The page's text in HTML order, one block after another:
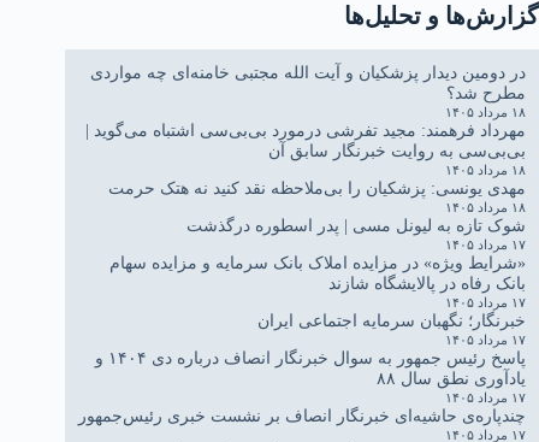
گزارش‌ها و تحلیل‌ها
در دومین دیدار پزشکیان و آیت الله مجتبی خامنه‌ای چه مواردی
مطرح شد؟
۱۸ مرداد ۱۴۰۵
مهرداد فرهمند: مجید تفرشی درمورد بی‌بی‌سی اشتباه می‌گوید |
بی‌بی‌سی به روایت خبرنگار سابق آن
۱۸ مرداد ۱۴۰۵
مهدی یونسی: پزشکیان را بی‌ملاحظه نقد کنید نه هتک حرمت
۱۸ مرداد ۱۴۰۵
شوک تازه به لیونل مسی | پدر اسطوره درگذشت
۱۷ مرداد ۱۴۰۵
«شرایط ویژه» در مزایده املاک بانک سرمایه و مزایده سهام
بانک رفاه در پالایشگاه شازند
۱۷ مرداد ۱۴۰۵
خبرنگار؛ نگهبان سرمایه اجتماعی ایران
۱۷ مرداد ۱۴۰۵
پاسخ رئیس جمهور به سوال خبرنگار انصاف درباره دی ۱۴۰۴ و
یادآوری نطق سال ۸۸
۱۷ مرداد ۱۴۰۵
چندپاره‌ی حاشیه‌ای خبرنگار انصاف بر نشست خبری رئیس‌جمهور
۱۷ مرداد ۱۴۰۵